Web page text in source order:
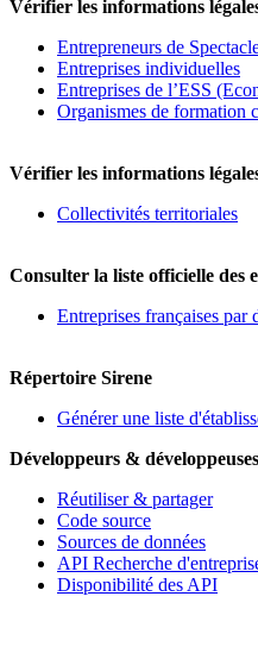
Vérifier les informations
Entrepreneurs de
Entreprises individuelles
Entreprises de l’ESS
Organismes de formation
Vérifier les informations
Collectivités territoriales
Consulter la liste officielle des
Entreprises françaises par
Répertoire Sirene
Générer une liste
Développeurs & développeuses
Réutiliser & partager
Code source
Sources de données
API Recherche
Disponibilité des API